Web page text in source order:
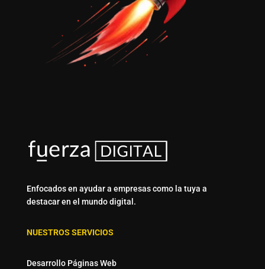
Enfocados en ayudar a empresas como la tuya a
destacar en el mundo digital.
NUESTROS SERVICIOS
Desarrollo Páginas Web